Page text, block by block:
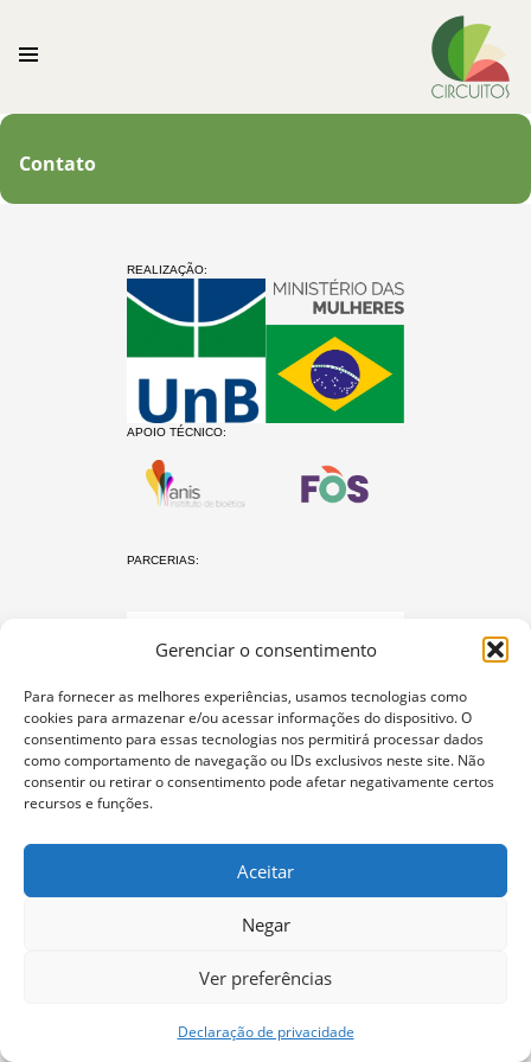
Gerenciar o consentimento
Para fornecer as melhores experiências, usamos tecnologias como
cookies para armazenar e/ou acessar informações do dispositivo. O
consentimento para essas tecnologias nos permitirá processar dados
como comportamento de navegação ou IDs exclusivos neste site. Não
consentir ou retirar o consentimento pode afetar negativamente certos
recursos e funções.
Aceitar
Negar
Ver preferências
Declaração de privacidade
Contato
REALIZAÇÃO:
APOIO TÉCNICO:
PARCERIAS:
O protocolo Não é Não
Materiais
Curso
Perguntas frequentes
Contato
política de privacidade